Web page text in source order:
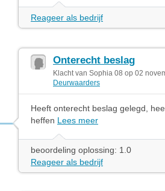
Reageer als bedrijf
Onterecht beslag
Klacht van Sophia 08 op 02
Deurwaarders
Heeft onterecht beslag gelegd,
heffen Lees meer
beoordeling oplossing: 1.0
Reageer als bedrijf